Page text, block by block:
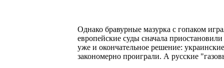
Однако бравурные мазурка с гопаком
европейские суды сначала
уже и окончательное решение:
закономерно проиграли. А русские